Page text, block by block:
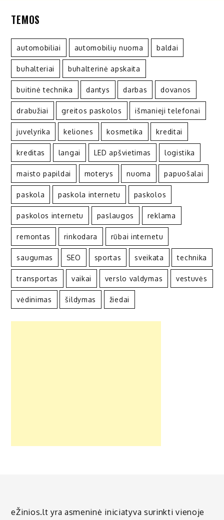
TEMOS
automobiliai automobilių nuoma baldai
buhalteriai buhalterinė apskaita
buitinė technika dantys darbas dovanos
drabužiai greitos paskolos išmanieji telefonai
juvelyrika keliones kosmetika kreditai
kreditas langai LED apšvietimas logistika
maisto papildai moterys nuoma papuošalai
paskola paskola internetu paskolos
paskolos internetu paslaugos reklama
remontas rinkodara rūbai internetu
saugumas SEO sportas sveikata technika
transportas vaikai verslo valdymas vestuvės
vėdinimas šildymas žiedai
eŽinios.lt yra asmeninė iniciatyva surinkti vienoje